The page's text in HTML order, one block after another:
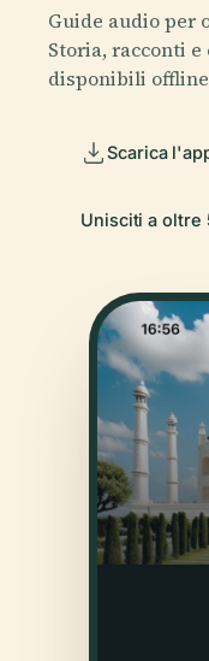
Guide audio per
Storia, racconti
disponibili
Scarica
Unisciti a oltre